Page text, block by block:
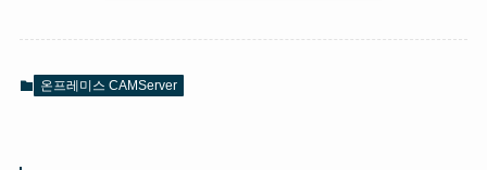
온프레미스 CAMServer